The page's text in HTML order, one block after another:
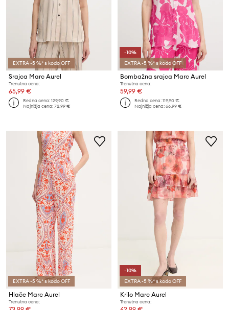
EXTRA -5 %* s kodo OFF
Srajca Marc Aurel
Trenutna cena:
65,99 €
Redna cena:129,90 €
Najnižja cena:72,99 €
-10%
EXTRA -5 %* s kodo OFF
Bombažna srajca Marc Aurel
Trenutna cena:
59,99 €
Redna cena:119,90 €
Najnižja cena:66,99 €
EXTRA -5 %* s kodo OFF
Hlače Marc Aurel
Trenutna cena:
-10%
EXTRA -5 %* s kodo OFF
Krilo Marc Aurel
Trenutna cena: